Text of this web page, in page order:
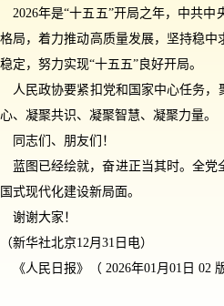
2026年是“十五五”开局之年，中共
局，着力推动高质量发展，坚持稳
定，努力实现“十五五”良好开局。
人民政协要紧扣党和国家中心任务
、凝聚共识、凝聚智慧、凝聚力量。
同志们、朋友们！
蓝图已经绘就，奋进正当其时。全
式现代化建设新局面。
谢谢大家！
新华社北京12月31日电）
人民日报》（ 2026年01月01日 02 版